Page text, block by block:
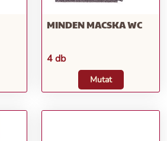
MINDEN MACSKA WC
4 db
Mutat